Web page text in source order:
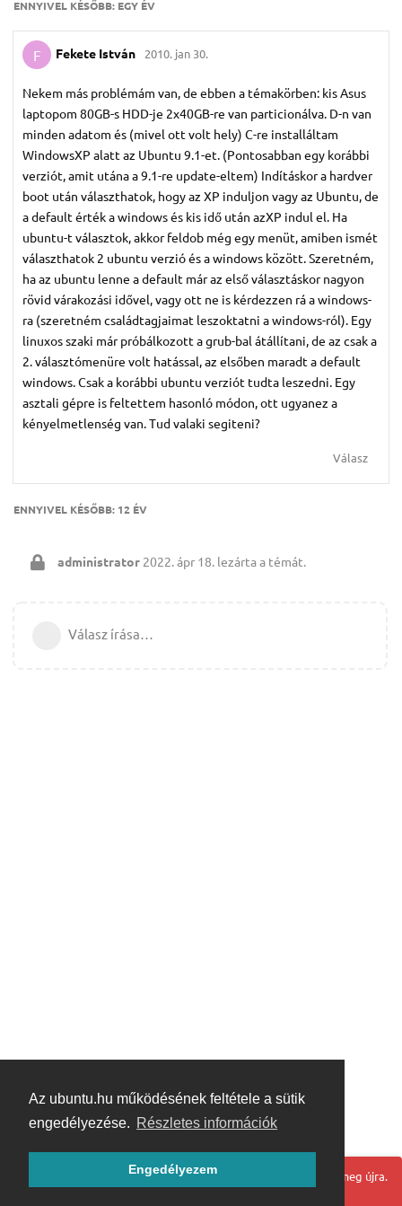
Az ubuntu.hu működésének feltétele a sütik
engedélyezése. Részletes információk
Engedélyezem
ENNYIVEL KÉSŐBB: EGY ÉV
F Fekete István 2010. jan 30.
Nekem más problémám van, de ebben a témakörben: kis Asus
laptopom 80GB-s HDD-je 2x40GB-re van particionálva. D-n van
minden adatom és (mivel ott volt hely) C-re installáltam
WindowsXP alatt az Ubuntu 9.1-et. (Pontosabban egy korábbi
verziót, amit utána a 9.1-re update-eltem) Indításkor a hardver
boot után választhatok, hogy az XP induljon vagy az Ubuntu, de
a default érték a windows és kis idő után azXP indul el. Ha
ubuntu-t választok, akkor feldob még egy menüt, amiben ismét
választhatok 2 ubuntu verzió és a windows között. Szeretném,
ha az ubuntu lenne a default már az első választáskor nagyon
rövid várakozási idővel, vagy ott ne is kérdezzen rá a windows-
ra (szeretném családtagjaimat leszoktatni a windows-ról). Egy
linuxos szaki már próbálkozott a grub-bal átállítani, de az csak a
2. választómenüre volt hatással, az elsőben maradt a default
windows. Csak a korábbi ubuntu verziót tudta leszedni. Egy
asztali gépre is feltettem hasonló módon, ott ugyanez a
kényelmetlenség van. Tud valaki segiteni?
Válasz
ENNYIVEL KÉSŐBB: 12 ÉV
administrator 2022. ápr 18. lezárta a témát.
Válasz írása…
Hoppá! Valami hiba történt. Frissítse az oldalt és próbálja meg újra.